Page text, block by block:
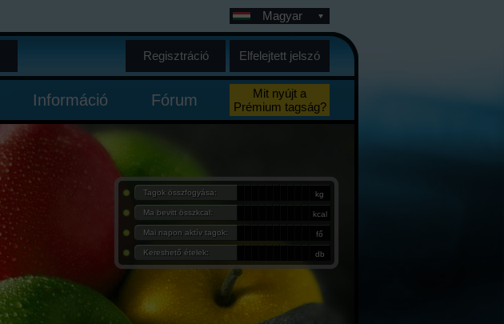
Magyar
Regisztráció Elfelejtett jelszó
Információ Fórum
Mit nyújt a
Prémium tagság?
Tagok összfogyása: kg
Ma bevitt összkcal: kcal
Mai napon aktív tagok: fő
Kereshető ételek: db